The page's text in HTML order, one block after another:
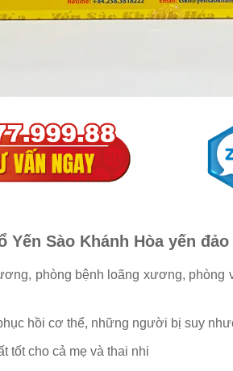
Yến Sào Khánh Hòa yến
phòng bệnh loãng xương, phòng
hồi cơ thể, những người bị suy
tốt cho cả mẹ và thai nhi